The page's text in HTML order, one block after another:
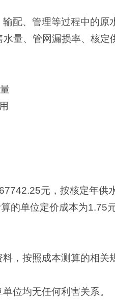
输配、管理等过程中的原
水量、管网漏损率、核定
元，按核定年供
的单位定价成本为1.75
，按照成本测算的相
位均无任何利害关系。